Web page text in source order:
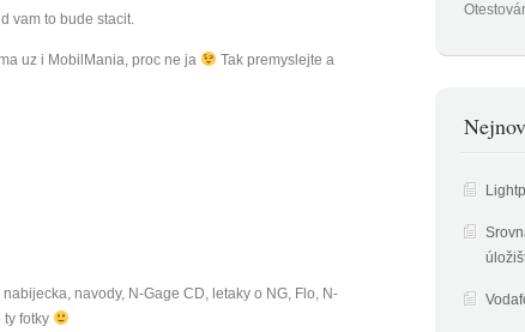
vam to bude stacit.
uz i MobilMania, proc ne ja
Tak premyslejte a
navody, N-Gage CD, letaky o NG, Flo, N-
fotky